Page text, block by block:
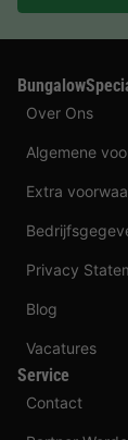
Over Ons
Algemene
Extra
Privacy
Blog
Vacatures
Service
Contact